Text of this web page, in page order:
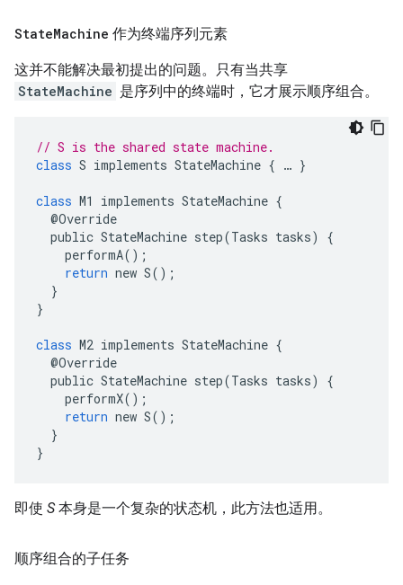
StateMachine 作为终端序列元素
这并不能解决最初提出的问题。只有当共享
StateMachine 是序列中的终端时，它才展示顺序组合。
// S is the shared state machine.
class S implements StateMachine { … }
class M1 implements StateMachine {
@Override
public StateMachine step(Tasks tasks)
{
performA();
return new S();
}
}
class M2 implements StateMachine {
@Override
public StateMachine step(Tasks tasks)
{
performX();
return new S();
}
}
即使 S本身是一个复杂的状态机，此方法也适用。
顺序组合的子任务